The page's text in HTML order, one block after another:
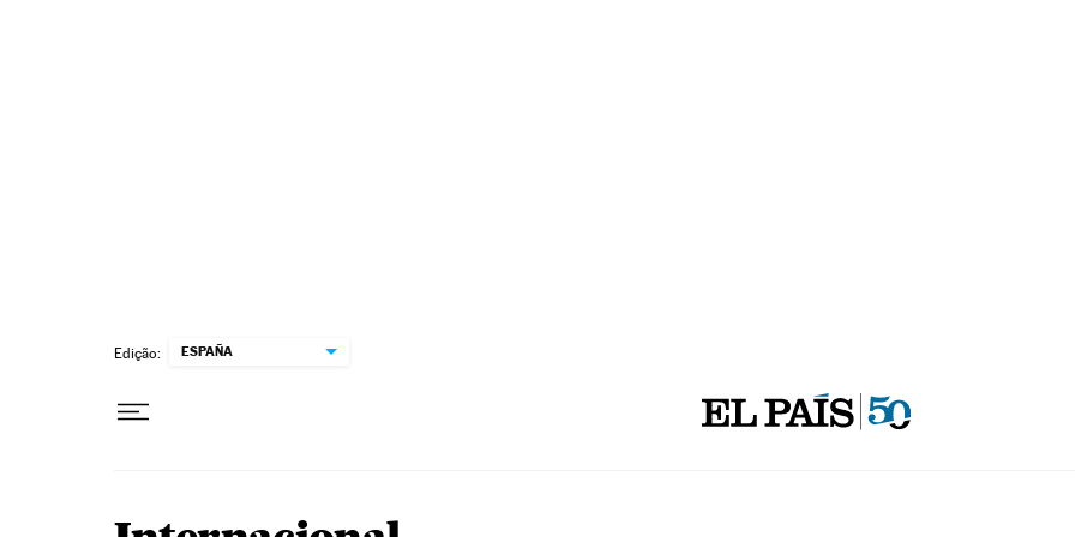
Edição: ESPAÑA